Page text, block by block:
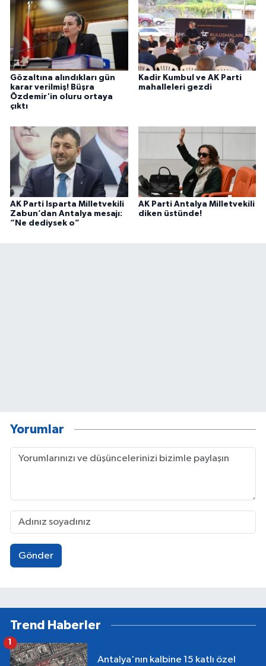
Gözaltına alındıkları gün
karar verilmiş! Büşra
Özdemir'in oluru ortaya
çıktı
Kadir Kumbul ve AK Parti
mahalleleri gezdi
AK Parti Isparta Milletvekili
Zabun’dan Antalya mesajı:
“Ne dediysek o”
AK Parti Antalya Milletvekili
diken üstünde!
Yorumlar
Gönder
Trend Haberler
Antalya'nın kalbine 15 katlı özel
1